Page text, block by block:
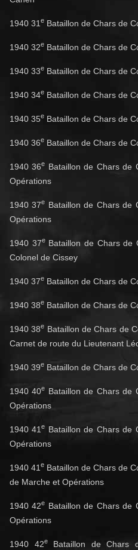
1940 31 e Bataillon de Chars de
1940 32e Bataillon de Chars de
1940 33e Bataillon de Chars de
1940 34e Bataillon de Chars de
1940 35e Bataillon de Chars de
1940 36e Bataillon de Chars de
1940 36e Bataillon de Chars de
Opérations
1940 37e Bataillon de Chars de
Opérations
1940 37eBataillon de Chars de
Colonel de Cissey
1940 37e Bataillon de Chars de
1940 38e Bataillon de Chars de
1940 38e Bataillon de Chars de
Carnet de route du Lieutenant
1940 39e Bataillon de Chars de
1940 40e Bataillon de Chars de
Opérations
1940 41e Bataillon de Chars de
Opérations
1940 41 e Bataillon de Chars de
de Marche et Opérations
1940 42e Bataillon de Chars de
Opérations
1940 42eBataillon de Chars